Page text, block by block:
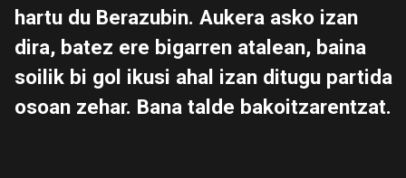
hartu du Berazubin. Aukera asko izan
dira, batez ere bigarren atalean, baina
soilik bi gol ikusi ahal izan ditugu partida
osoan zehar. Bana talde bakoitzarentzat.